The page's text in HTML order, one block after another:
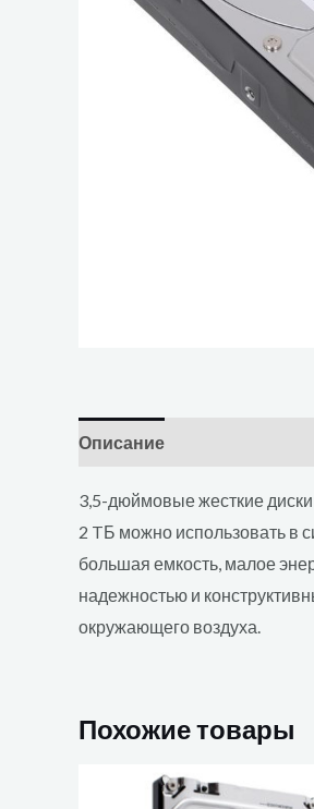
Описание
3,5-дюймовые жесткие
2 TБ можно использовать в
большая емкость, малое
надежностью и
окружающего воздуха.
Похожие товары